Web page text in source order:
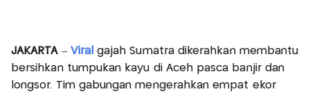
JAKARTA– Viral gajah Sumatra dikerahkan membantu
bersihkan tumpukan kayu di Aceh pasca banjir dan
longsor. Tim gabungan mengerahkan empat ekor